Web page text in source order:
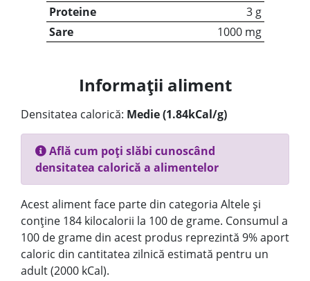
Proteine
3 g
Sare
1000 mg
Informații aliment
Densitatea calorică: Medie (1.84kCal/g)
Află cum poți slăbi cunoscând
densitatea calorică a alimentelor
Acest aliment face parte din categoria Altele și
conține 184 kilocalorii la 100 de grame. Consumul a
100 de grame din acest produs reprezintă 9% aport
caloric din cantitatea zilnică estimată pentru un
adult (2000 kCal).